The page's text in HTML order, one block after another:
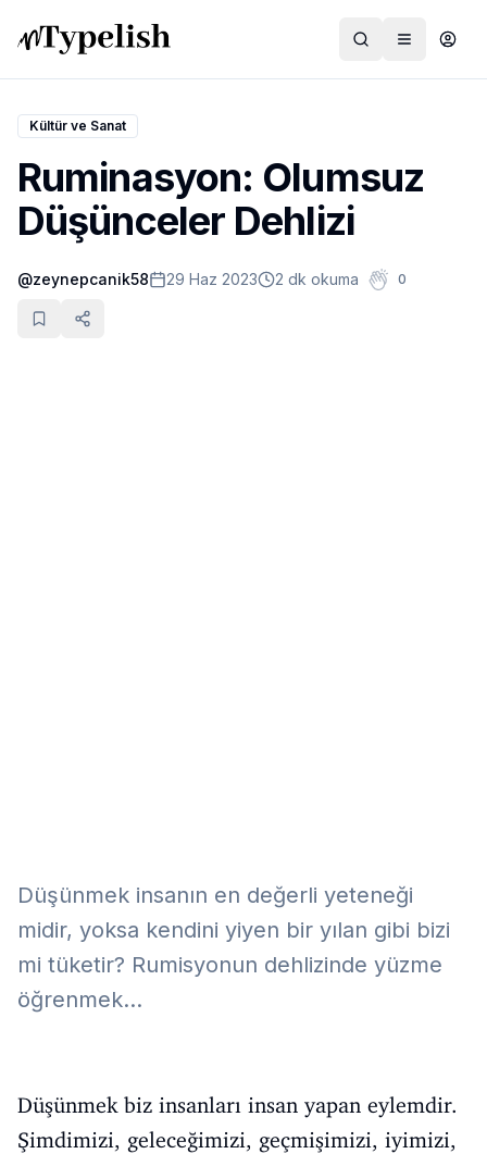
Dünya
Film ve Dizi
Kültür ve Sanat
Sağlık
Kültür ve Sanat
Ruminasyon: Olumsuz
Düşünceler Dehlizi
@zeynepcanik58 29 Haz 2023 2 dk okuma 0
Düşünmek insanın en değerli yeteneği
midir, yoksa kendini yiyen bir yılan gibi bizi
mi tüketir? Rumisyonun dehlizinde yüzme
öğrenmek...
Düşünmek biz insanları insan yapan eylemdir.
Şimdimizi, geleceğimizi, geçmişimizi, iyimizi,